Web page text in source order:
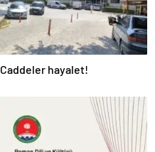
Caddeler hayalet!